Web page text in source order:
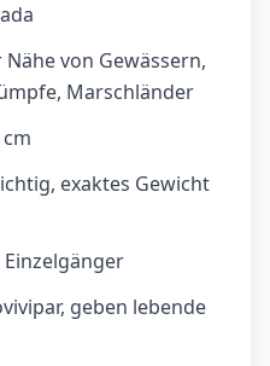
von Gewässern,
Marschländer
exaktes Gewicht
Einzelgänger
geben lebende